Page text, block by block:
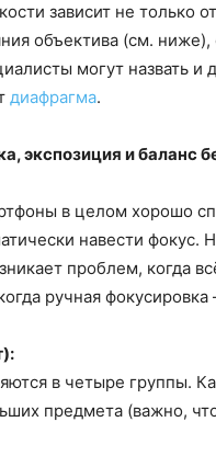
зависит не только
объектива (см.
могут назвать
диафрагма.
экспозиция и баланс
в целом хорошо
навести фокус.
проблем, когда
ручная
в четыре группы.
предмета (важно,